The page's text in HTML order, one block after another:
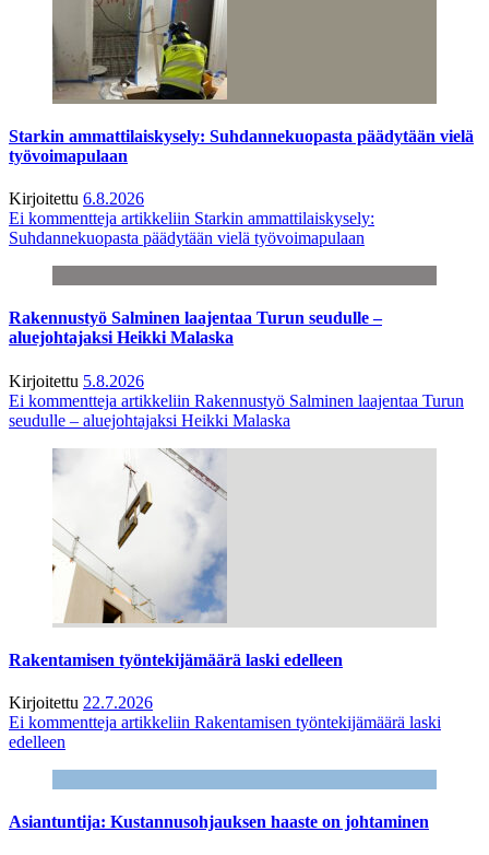
Starkin ammattilaiskysely: Suhdannekuopasta päädytään vielä
työvoimapulaan
Kirjoitettu 6.8.2026
Ei kommentteja artikkeliin Starkin ammattilaiskysely:
Suhdannekuopasta päädytään vielä työvoimapulaan
Rakennustyö Salminen laajentaa Turun seudulle –
aluejohtajaksi Heikki Malaska
Kirjoitettu 5.8.2026
Ei kommentteja artikkeliin Rakennustyö Salminen laajentaa Turun
seudulle – aluejohtajaksi Heikki Malaska
Rakentamisen työntekijämäärä laski edelleen
Kirjoitettu 22.7.2026
Ei kommentteja artikkeliin Rakentamisen työntekijämäärä laski
edelleen
Asiantuntija: Kustannusohjauksen haaste on johtaminen